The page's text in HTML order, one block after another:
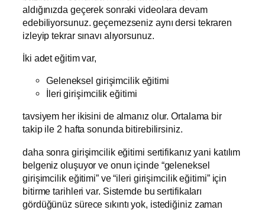
aldığınızda geçerek sonraki videolara devam
edebiliyorsunuz. geçemezseniz aynı dersi tekraren
izleyip tekrar sınavı alıyorsunuz.
İki adet eğitim var,
Geleneksel girişimcilik eğitimi
İleri girişimcilik eğitimi
tavsiyem her ikisini de almanız olur. Ortalama bir
takip ile 2 hafta sonunda bitirebilirsiniz.
daha sonra girişimcilik eğitimi sertifikanız yani katılım
belgeniz oluşuyor ve onun içinde “geleneksel
girişimcilik eğitimi” ve “ileri girişimcilik eğitimi” için
bitirme tarihleri var. Sistemde bu sertifikaları
gördüğünüz sürece sıkıntı yok, istediğiniz zaman